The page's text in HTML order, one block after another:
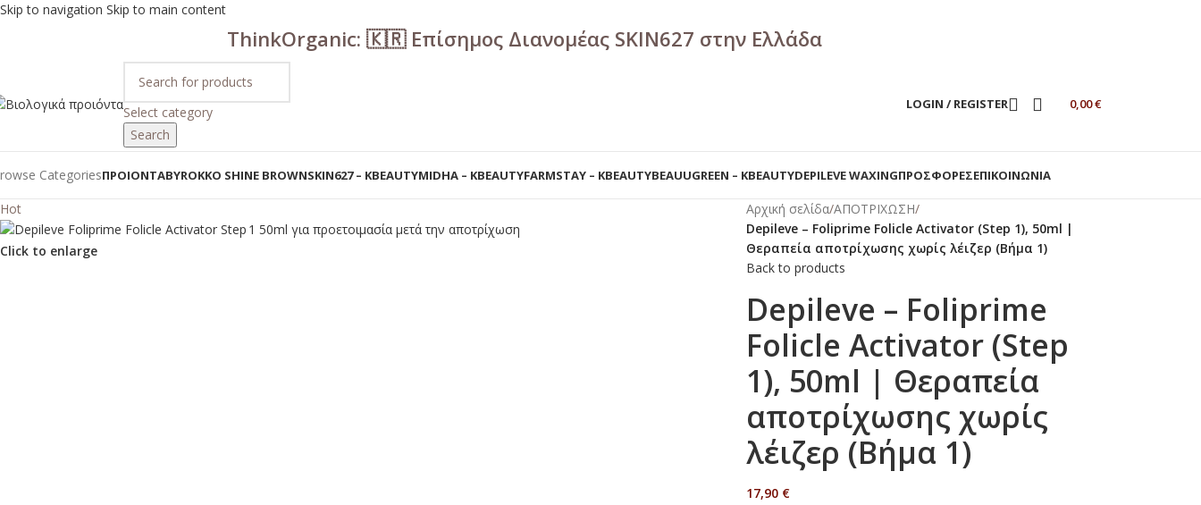
Skip to navigation Skip to main content
ThinkOrganic: 🇰🇷 Επίσημος Διανομέας SKIN627 στην Ελλάδα
Select category
Search
LOGIN / REGISTER 0,00€
CategoriesΠΡΟΙΟΝΤΑBYROKKO SHINE BROWNSKIN627 – KBEAUTYMIDHA – KBEAUTYFARMSTAY – KBEAUTYBEAUUGREEN – KBEAUTYDEPILEVE WAXINGΠΡΟΣΦΟΡΕΣΕΠΙΚΟΙΝΩΝΙΑ
Hot
Click to enlarge
Αρχική σελίδα/ΑΠΟΤΡΙΧΩΣΗ/
Depileve – Foliprime Folicle Activator (Step 1), 50ml |
Θεραπεία αποτρίχωσης χωρίς λέιζερ (Βήμα 1)
Back to products
Depileve – Foliprime
Folicle Activator (Step
1), 50ml | Θεραπεία
αποτρίχωσης χωρίς
λέιζερ (Βήμα 1)
17,90 €